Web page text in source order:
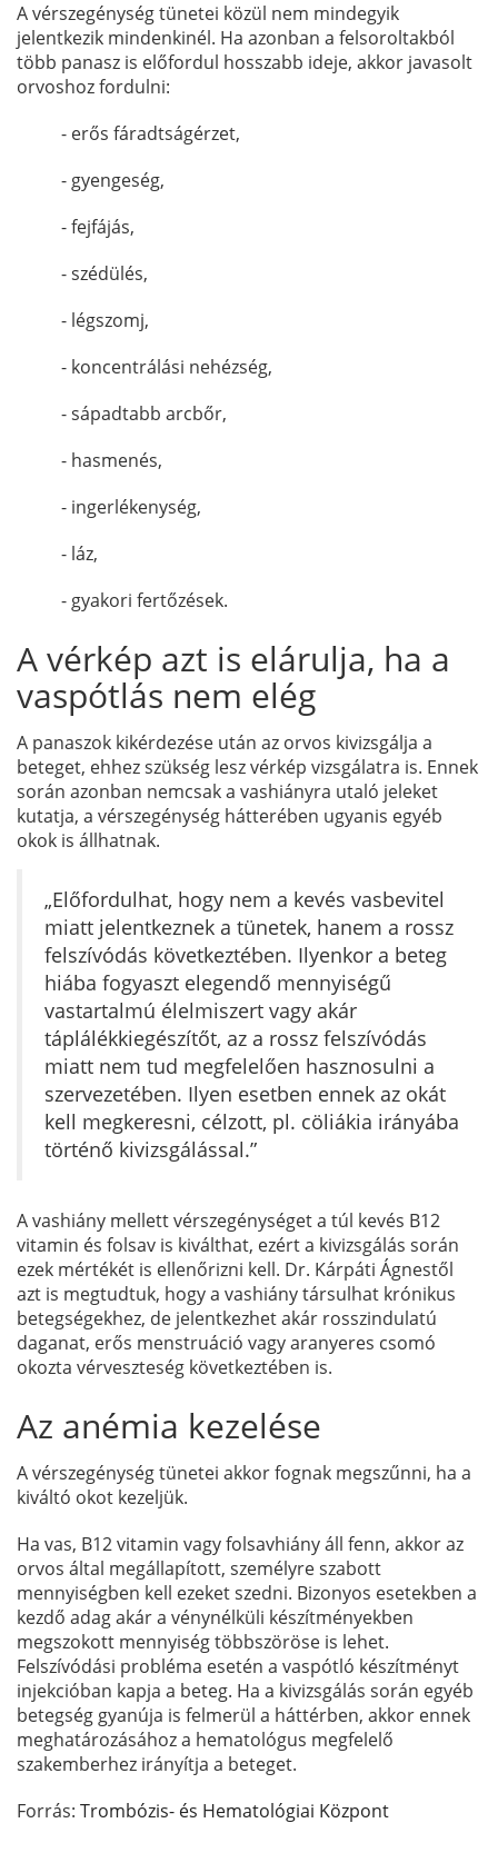
A vérszegénység tünetei közül nem mindegyik
jelentkezik mindenkinél. Ha azonban a felsoroltakból
több panasz is előfordul hosszabb ideje, akkor javasolt
orvoshoz fordulni:
- erős fáradtságérzet,
- gyengeség,
- fejfájás,
- szédülés,
- légszomj,
- koncentrálási nehézség,
- sápadtabb arcbőr,
- hasmenés,
- ingerlékenység,
- láz,
- gyakori fertőzések.
A vérkép azt is elárulja, ha a
vaspótlás nem elég
A panaszok kikérdezése után az orvos kivizsgálja a
beteget, ehhez szükség lesz vérkép vizsgálatra is. Ennek
során azonban nemcsak a vashiányra utaló jeleket
kutatja, a vérszegénység hátterében ugyanis egyéb
okok is állhatnak.
„Előfordulhat, hogy nem a kevés vasbevitel
miatt jelentkeznek a tünetek, hanem a rossz
felszívódás következtében. Ilyenkor a beteg
hiába fogyaszt elegendő mennyiségű
vastartalmú élelmiszert vagy akár
táplálékkiegészítőt, az a rossz felszívódás
miatt nem tud megfelelően hasznosulni a
szervezetében. Ilyen esetben ennek az okát
kell megkeresni, célzott, pl. cöliákia irányába
történő kivizsgálással.”
A vashiány mellett vérszegénységet a túl kevés B12
vitamin és folsav is kiválthat, ezért a kivizsgálás során
ezek mértékét is ellenőrizni kell. Dr. Kárpáti Ágnestől
azt is megtudtuk, hogy a vashiány társulhat krónikus
betegségekhez, de jelentkezhet akár rosszindulatú
daganat, erős menstruáció vagy aranyeres csomó
okozta vérveszteség következtében is.
Az anémia kezelése
A vérszegénység tünetei akkor fognak megszűnni, ha a
kiváltó okot kezeljük.
Ha vas, B12 vitamin vagy folsavhiány áll fenn, akkor az
orvos által megállapított, személyre szabott
mennyiségben kell ezeket szedni. Bizonyos esetekben a
kezdő adag akár a vénynélküli készítményekben
megszokott mennyiség többszöröse is lehet.
Felszívódási probléma esetén a vaspótló készítményt
injekcióban kapja a beteg. Ha a kivizsgálás során egyéb
betegség gyanúja is felmerül a háttérben, akkor ennek
meghatározásához a hematológus megfelelő
szakemberhez irányítja a beteget.
Forrás: Trombózis- és Hematológiai Központ